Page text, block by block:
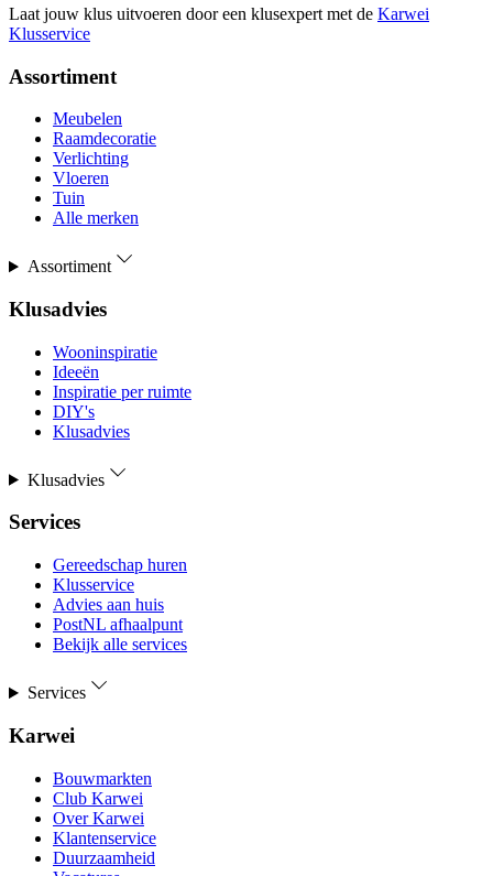
Laat jouw klus uitvoeren door een klusexpert met de Karwei
Klusservice
Assortiment
Meubelen
Raamdecoratie
Verlichting
Vloeren
Tuin
Alle merken
Assortiment
Klusadvies
Wooninspiratie
Ideeën
Inspiratie per ruimte
DIY's
Klusadvies
Klusadvies
Services
Gereedschap huren
Klusservice
Advies aan huis
PostNL afhaalpunt
Bekijk alle services
Services
Karwei
Bouwmarkten
Club Karwei
Over Karwei
Klantenservice
Duurzaamheid